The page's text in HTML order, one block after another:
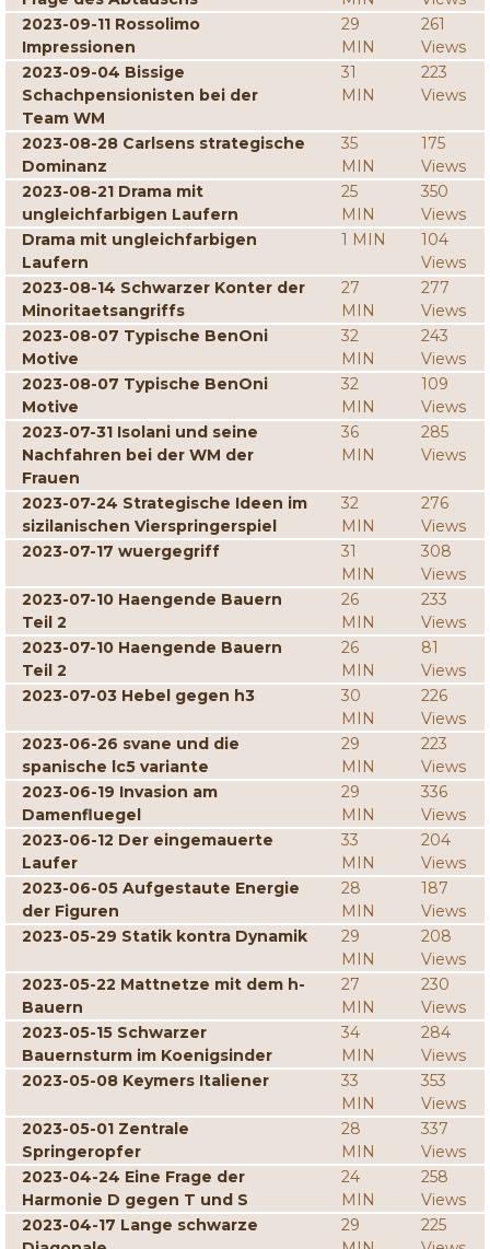
2023-09-11 Rossolimo
Impressionen
29
MIN
261
Views
2023-09-04 Bissige
Schachpensionisten bei der
Team WM
31
MIN
223
Views
2023-08-28 Carlsens strategische
Dominanz
35
MIN
175
Views
2023-08-21 Drama mit
ungleichfarbigen Laufern
25
MIN
350
Views
Drama mit ungleichfarbigen
Laufern
1 MIN
104
Views
2023-08-14 Schwarzer Konter der
Minoritaetsangriffs
27
MIN
277
Views
2023-08-07 Typische BenOni
Motive
32
MIN
243
Views
2023-08-07 Typische BenOni
Motive
32
MIN
109
Views
2023-07-31 Isolani und seine
Nachfahren bei der WM der
Frauen
36
MIN
285
Views
2023-07-24 Strategische Ideen im
sizilanischen Vierspringerspiel
32
MIN
276
Views
2023-07-17 wuergegriff
31
MIN
308
Views
2023-07-10 Haengende Bauern
Teil 2
26
MIN
233
Views
2023-07-10 Haengende Bauern
Teil 2
26
MIN
81
Views
2023-07-03 Hebel gegen h3
30
MIN
226
Views
2023-06-26 svane und die
spanische lc5 variante
29
MIN
223
Views
2023-06-19 Invasion am
Damenfluegel
29
MIN
336
Views
2023-06-12 Der eingemauerte
Laufer
33
MIN
204
Views
2023-06-05 Aufgestaute Energie
der Figuren
28
MIN
187
Views
2023-05-29 Statik kontra Dynamik
29
MIN
208
Views
2023-05-22 Mattnetze mit dem h-
Bauern
27
MIN
230
Views
2023-05-15 Schwarzer
Bauernsturm im Koenigsinder
34
MIN
284
Views
2023-05-08 Keymers Italiener
33
MIN
353
Views
2023-05-01 Zentrale
Springeropfer
28
MIN
337
Views
2023-04-24 Eine Frage der
Harmonie D gegen T und S
24
MIN
258
Views
2023-04-17 Lange schwarze
29
225